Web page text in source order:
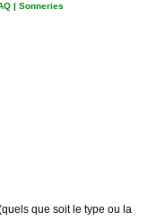
| Sonneries
que soit le type ou la